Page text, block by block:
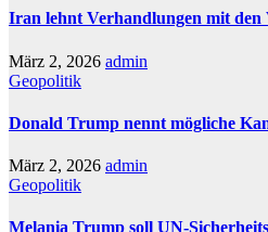
Iran lehnt Verhandlungen mit den
März 2, 2026 admin
Geopolitik
Donald Trump nennt mögliche
März 2, 2026 admin
Geopolitik
Melania Trump soll UN-